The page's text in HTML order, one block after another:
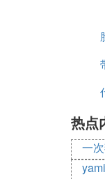
以
热点
一